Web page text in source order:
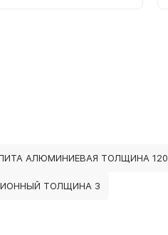
АЛЮМИНИЕВАЯ ТОЛЩИНА 120
ТОЛЩИНА 3